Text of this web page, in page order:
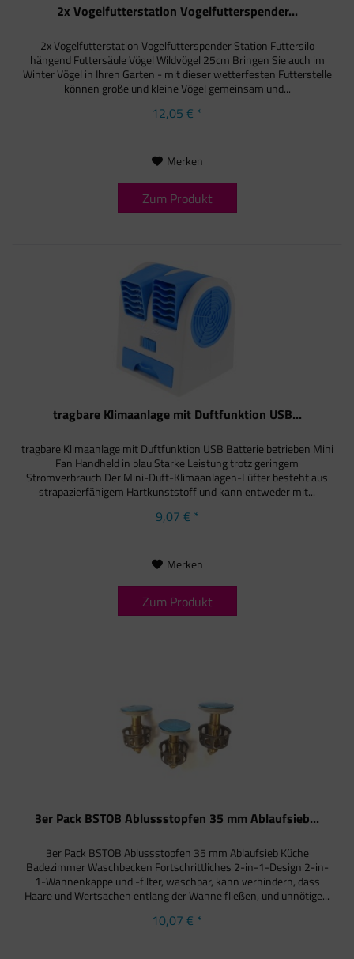
2x Vogelfutterstation Vogelfutterspender...
2x Vogelfutterstation Vogelfutterspender Station Futtersilo
hängend Futtersäule Vögel Wildvögel 25cm Bringen Sie auch im
Winter Vögel in Ihren Garten - mit dieser wetterfesten Futterstelle
können große und kleine Vögel gemeinsam und...
12,05 € *
Merken
Zum Produkt
tragbare Klimaanlage mit Duftfunktion USB...
tragbare Klimaanlage mit Duftfunktion USB Batterie betrieben Mini
Fan Handheld in blau Starke Leistung trotz geringem
Stromverbrauch Der Mini-Duft-Klimaanlagen-Lüfter besteht aus
strapazierfähigem Hartkunststoff und kann entweder mit...
9,07 € *
Merken
Zum Produkt
3er Pack BSTOB Ablussstopfen 35 mm Ablaufsieb...
3er Pack BSTOB Ablussstopfen 35 mm Ablaufsieb Küche
Badezimmer Waschbecken Fortschrittliches 2-in-1-Design 2-in-
1-Wannenkappe und -filter, waschbar, kann verhindern, dass
Haare und Wertsachen entlang der Wanne fließen, und unnötige...
10,07 € *